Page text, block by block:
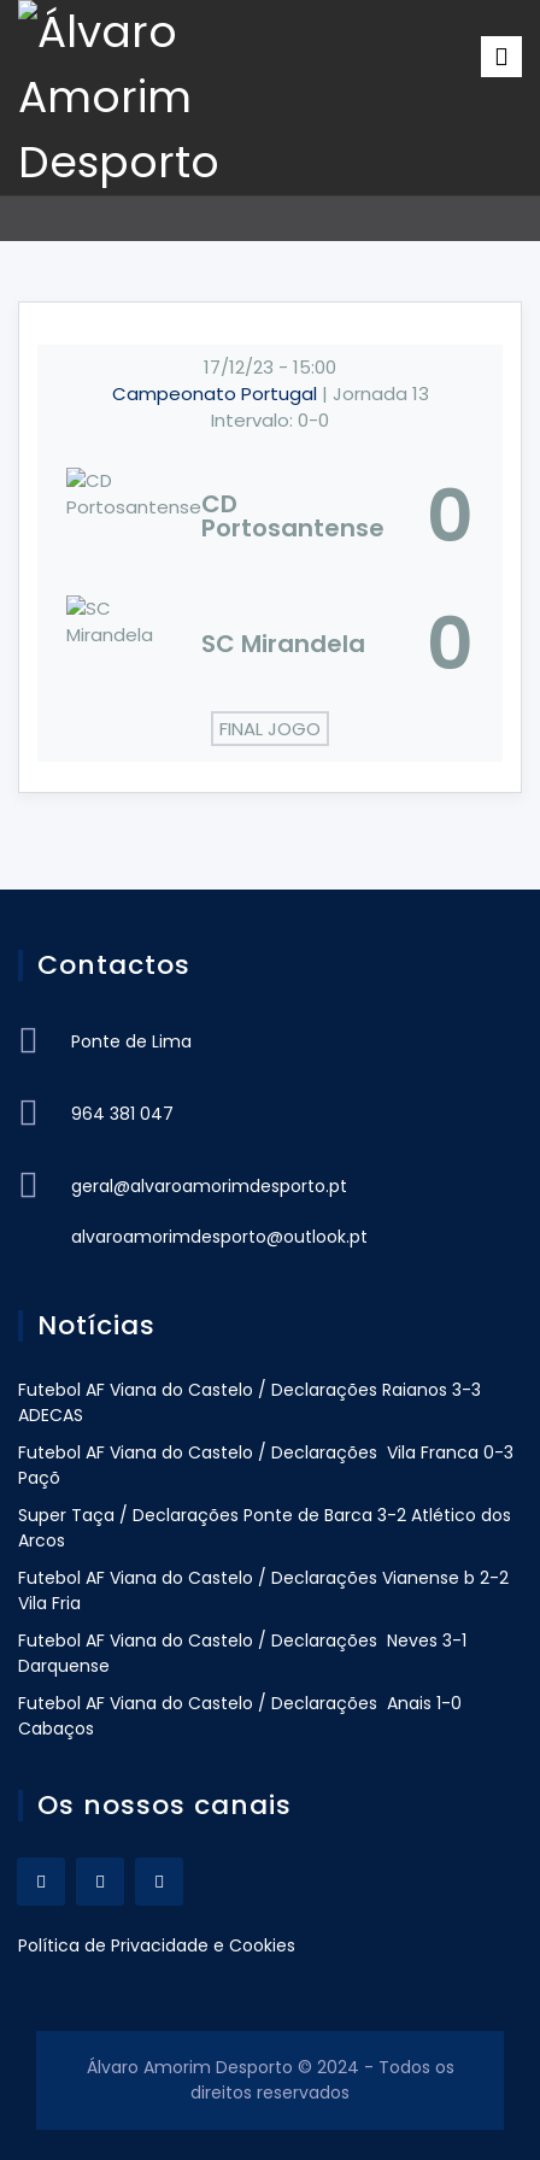
17/12/23 - 15:00
Campeonato Portugal | Jornada 13
Intervalo: 0-0
CD
Portosantense 0
SC Mirandela 0
FINAL JOGO
Contactos
Ponte de Lima
964 381 047
geral@alvaroamorimdesporto.pt
alvaroamorimdesporto@outlook.pt
Notícias
Futebol AF Viana do Castelo / Declarações Raianos 3-3
ADECAS
Futebol AF Viana do Castelo / Declarações Vila Franca 0-3
Paçõ
Super Taça / Declarações Ponte de Barca 3-2 Atlético dos
Arcos
Futebol AF Viana do Castelo / Declarações Vianense b 2-2
Vila Fria
Futebol AF Viana do Castelo / Declarações Neves 3-1
Darquense
Futebol AF Viana do Castelo / Declarações Anais 1-0
Cabaços
Os nossos canais
Política de Privacidade e Cookies
Álvaro Amorim Desporto © 2024 - Todos os
direitos reservados